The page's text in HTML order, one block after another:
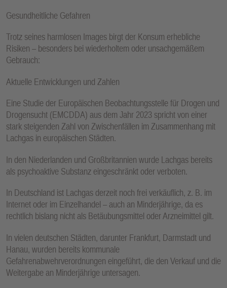
Gesundheitliche Gefahren
Trotz seines harmlosen Images birgt der Konsum erhebliche
Risiken – besonders bei wiederholtem oder unsachgemäßem
Gebrauch:
Aktuelle Entwicklungen und Zahlen
Eine Studie der Europäischen Beobachtungsstelle für Drogen und
Drogensucht (EMCDDA) aus dem Jahr 2023 spricht von einer
stark steigenden Zahl von Zwischenfällen im Zusammenhang mit
Lachgas in europäischen Städten.
In den Niederlanden und Großbritannien wurde Lachgas bereits
als psychoaktive Substanz eingeschränkt oder verboten.
In Deutschland ist Lachgas derzeit noch frei verkäuflich, z. B. im
Internet oder im Einzelhandel – auch an Minderjährige, da es
rechtlich bislang nicht als Betäubungsmittel oder Arzneimittel gilt.
In vielen deutschen Städten, darunter Frankfurt, Darmstadt und
Hanau, wurden bereits kommunale
Gefahrenabwehrverordnungen eingeführt, die den Verkauf und die
Weitergabe an Minderjährige untersagen.